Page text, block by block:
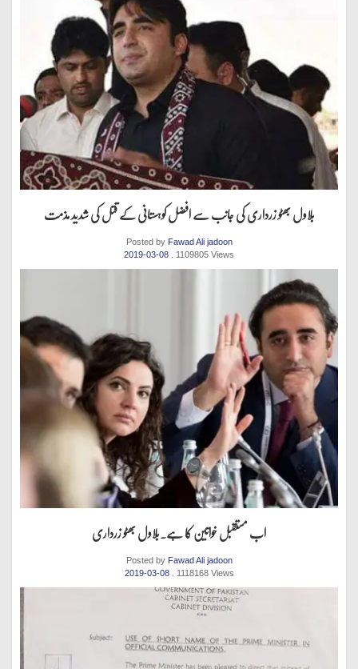
بلاول بھٹو زرداری کی جانب سے افضل کوہستانی کے قتل کی شدید مذمت
Posted by Fawad Ali jadoon
2019-03-08
. 1109805 Views
اب مستقبل خواتین کا ہے.بلاول بھٹو زرداری
Posted by Fawad Ali jadoon
2019-03-08
. 1118168 Views